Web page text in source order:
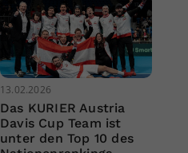
13.02.2026
Das KURIER Austria
Davis Cup Team ist
unter den Top 10 des